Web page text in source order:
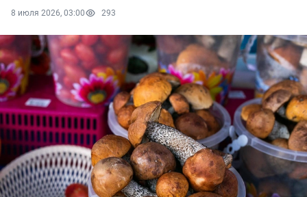
8 июля 2026, 03:00 293